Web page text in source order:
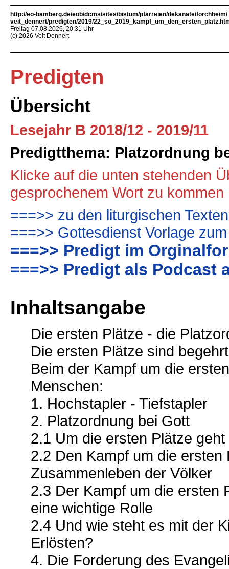
http://eo-bamberg.de/eob/dcms/sites/bistum/pfarreien/dekanate/forchheim/
veit_dennert/predigten/2019/
Freitag 07.08.2026, 20:31 Uhr
(c) 2026 Veit Dennert
Predigten
Übersicht
Lesejahr B 2018/12 - 2019/11
Predigtthema: Platzordnung
Klicke auf die unten stehenden
gesprochenem Wort zu kommen
===>> zu den liturgischen
===>> Gottesdienst Vorlage
===>> Predigt im
===>> Predigt als Podcast
Inhaltsangabe
Die ersten Plätze - die
Die ersten Plätze sind begehrt
Beim der Kampf um die
Menschen:
1. Hochstapler - Tiefstapler
2. Platzordnung bei Gott
2.1 Um die ersten Plätze
2.2 Den Kampf um die
Zusammenleben der Völker
2.3 Der Kampf um die ersten
eine wichtige Rolle
2.4 Und wie steht es mit der
Erlösten?
4. Die Forderung des